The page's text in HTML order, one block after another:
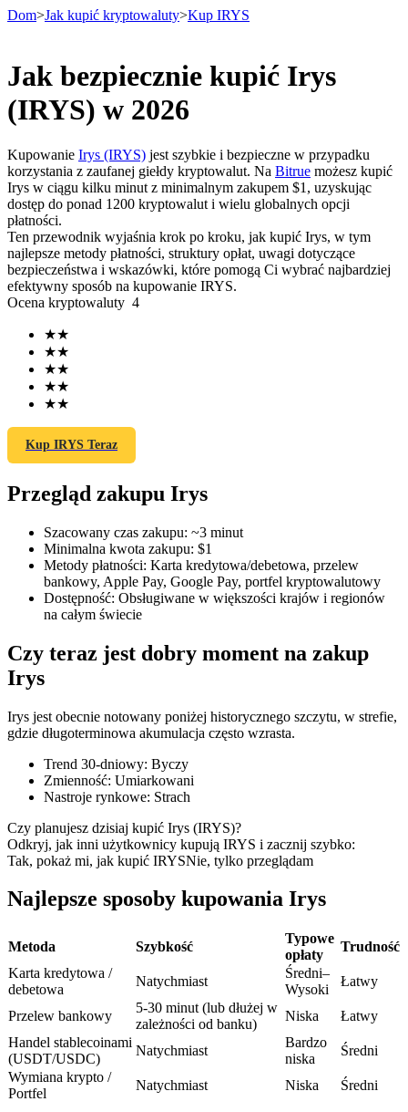
Kontrakty terminowe
Kontrakty terminowe na USDT
Kontrakty futures wykorzystujące USDT jako zabezpieczenie
Kontrakty terminowe COIN-M
TradFi
Instrumenty pochodne na akcje, forex, metale szlachetne i
Kontrakty terminowe na USDC
Kontrakty futures wykorzystujące USDC jako zabezpieczenie
Kopiowanie Transakcji
Dołącz do najlepszych traderów
Dom>Jak kupić kryptowaluty>Kup IRYS
Jak bezpiecznie kupić Irys
(IRYS) w 2026
Kupowanie Irys (IRYS) jest szybkie i bezpieczne w przypadku
korzystania z zaufanej giełdy kryptowalut. Na Bitrue możesz kupić
Irys w ciągu kilku minut z minimalnym zakupem $1, uzyskując
dostęp do ponad 1200 kryptowalut i wielu globalnych opcji
płatności.
Ten przewodnik wyjaśnia krok po kroku, jak kupić Irys, w tym
najlepsze metody płatności, struktury opłat, uwagi dotyczące
bezpieczeństwa i wskazówki, które pomogą Ci wybrać najbardziej
efektywny sposób na kupowanie IRYS.
Ocena kryptowaluty 4
★★
★★
★★
★★
★★
Kup IRYS Teraz
Przegląd zakupu Irys
Szacowany czas zakupu: ~3 minut
Minimalna kwota zakupu: $1
Metody płatności: Karta kredytowa/debetowa, przelew
bankowy, Apple Pay, Google Pay, portfel kryptowalutowy
Dostępność: Obsługiwane w większości krajów i regionów
na całym świecie
Czy teraz jest dobry moment na zakup
Irys
Irys jest obecnie notowany poniżej historycznego szczytu, w strefie,
gdzie długoterminowa akumulacja często wzrasta.
Trend 30-dniowy: Byczy
Zmienność: Umiarkowani
Nastroje rynkowe: Strach
Czy planujesz dzisiaj kupić Irys (IRYS)?
Odkryj, jak inni użytkownicy kupują IRYS i zacznij szybko:
Tak, pokaż mi, jak kupić IRYSNie, tylko przeglądam
Najlepsze sposoby kupowania Irys
Metoda Szybkość
Typowe
opłaty
Trudność
Karta kredytowa /
debetowa
Natychmiast
Średni–
Wysoki
Łatwy
Przelew bankowy
5-30 minut (lub dłużej w
zależności od banku)
Niska
Łatwy
Handel stablecoinami
(USDT/USDC)
Natychmiast
Bardzo
niska
Średni
Wymiana krypto /
Portfel
Natychmiast Niska Średni